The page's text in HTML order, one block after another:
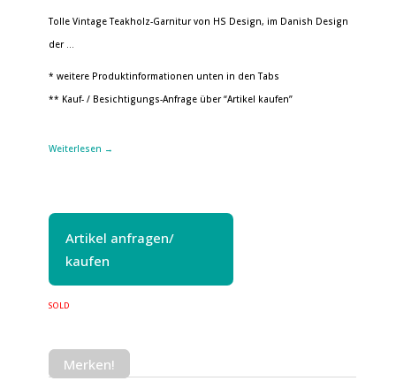
Tolle Vintage Teakholz-Garnitur von HS Design, im Danish Design
der …
* weitere Produktinformationen unten in den Tabs
** Kauf- / Besichtigungs-Anfrage über “Artikel kaufen”
Weiterlesen →
Artikel anfragen/
kaufen
SOLD
Merken!